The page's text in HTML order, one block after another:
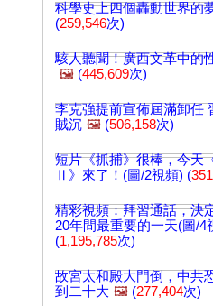
科學史上四個轟動世界的
(259,546次)
駭人聽聞！廣西文革中的
🖼️ (445,609次)
李克強提前宣佈屆滿卸任
賊沉 🖼️ (506,158次)
短片《抓捕》很棒，今天
Ⅱ》來了！(圖/2視頻) (
精彩視頻：拜習通話，決
20年間最重要的一天(圖/4
(1,195,785次)
故宮太和殿大門倒，中共
到二十大 🖼️ (277,404次)